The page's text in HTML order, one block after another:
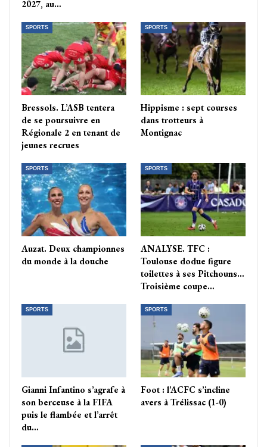
2027, au…
SPORTS
Bressols. L’ASB tentera
de se poursuivre en
Régionale 2 en tenant de
jeunes recrues
SPORTS
Hippisme : sept courses
dans trotteurs à
Montignac
SPORTS
Auzat. Deux championnes
du monde à la douche
SPORTS
ANALYSE. TFC :
Toulouse dodue figure
toilettes à ses Pitchouns…
Troisième coupe…
SPORTS
Gianni Infantino s’agrafe à
son berceuse à la FIFA
puis le flambée et l’arrêt
du…
SPORTS
Foot : l’ACFC s’incline
avers à Trélissac (1-0)